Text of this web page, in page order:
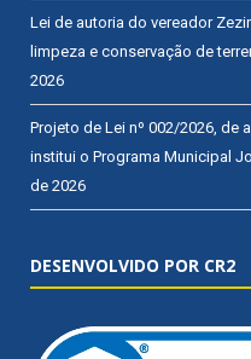
Lei de autoria do vereador
limpeza e conservação de
2026
Projeto de Lei nº 002/2026, de
institui o Programa Municipal
de 2026
DESENVOLVIDO POR CR2